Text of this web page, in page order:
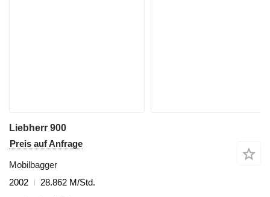
Liebherr 900
Preis auf Anfrage
Mobilbagger
2002
28.862 M/Std.